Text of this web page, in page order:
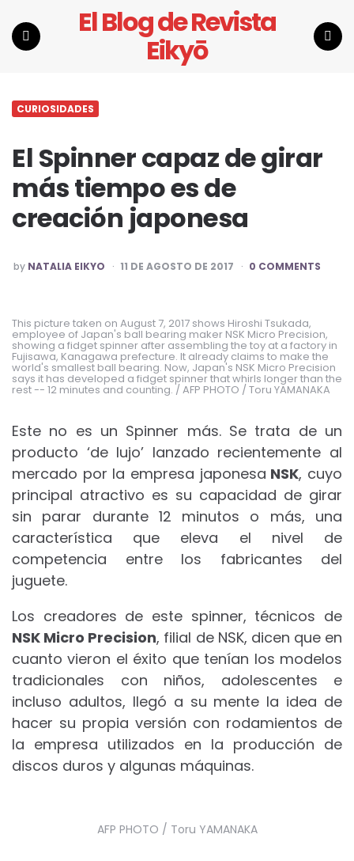
El Blog de Revista
Eikyō
This picture taken on August 7, 2017 shows Hiroshi Tsukada,
employee of Japan's ball bearing maker NSK Micro Precision,
showing a fidget spinner after assembling the toy at a factory in
Fujisawa, Kanagawa prefecture. It already claims to make the
world's smallest ball bearing. Now, Japan's NSK Micro Precision
says it has developed a fidget spinner that whirls longer than the
rest -- 12 minutes and counting. / AFP PHOTO / Toru YAMANAKA
CURIOSIDADES
El Spinner capaz de girar
más tiempo es de
creación japonesa
POSTED
BY
by NATALIA EIKYO 11 DE AGOSTO DE 2017 0 COMMENTS
Este no es un Spinner más. Se trata de un
producto ‘de lujo’ lanzado recientemente al
mercado por la empresa japonesa NSK, cuyo
principal atractivo es su capacidad de girar
sin parar durante 12 minutos o más, una
característica que eleva el nivel de
competencia entre los fabricantes del
juguete.
Los creadores de este spinner, técnicos de
NSK Micro Precision, filial de NSK, dicen que en
cuanto vieron el éxito que tenían los modelos
tradicionales con niños, adolescentes e
incluso adultos, llegó a su mente la idea de
hacer su propia versión con rodamientos de
la empresa utilizados en la producción de
discos duros y algunas máquinas.
AFP PHOTO / Toru YAMANAKA